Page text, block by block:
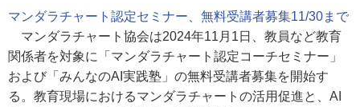
マンダラチャート認定セミナー、無料受講者募集11/30まで
マンダラチャート協会は2024年11月1日、教員など教育
関係者を対象に「マンダラチャート認定コーチセミナー」
および「みんなのAI実践塾」の無料受講者募集を開始す
る。教育現場におけるマンダラチャートの活用促進と、AI